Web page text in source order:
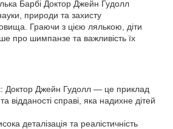
Барбі Доктор Джейн Гудолл
природи та захисту
Граючи з цією лялькою, діти
про шимпанзе та важливість їх
Доктор Джейн Гудолл — це приклад
відданості справі, яка надихне дітей
деталізація та реалістичність